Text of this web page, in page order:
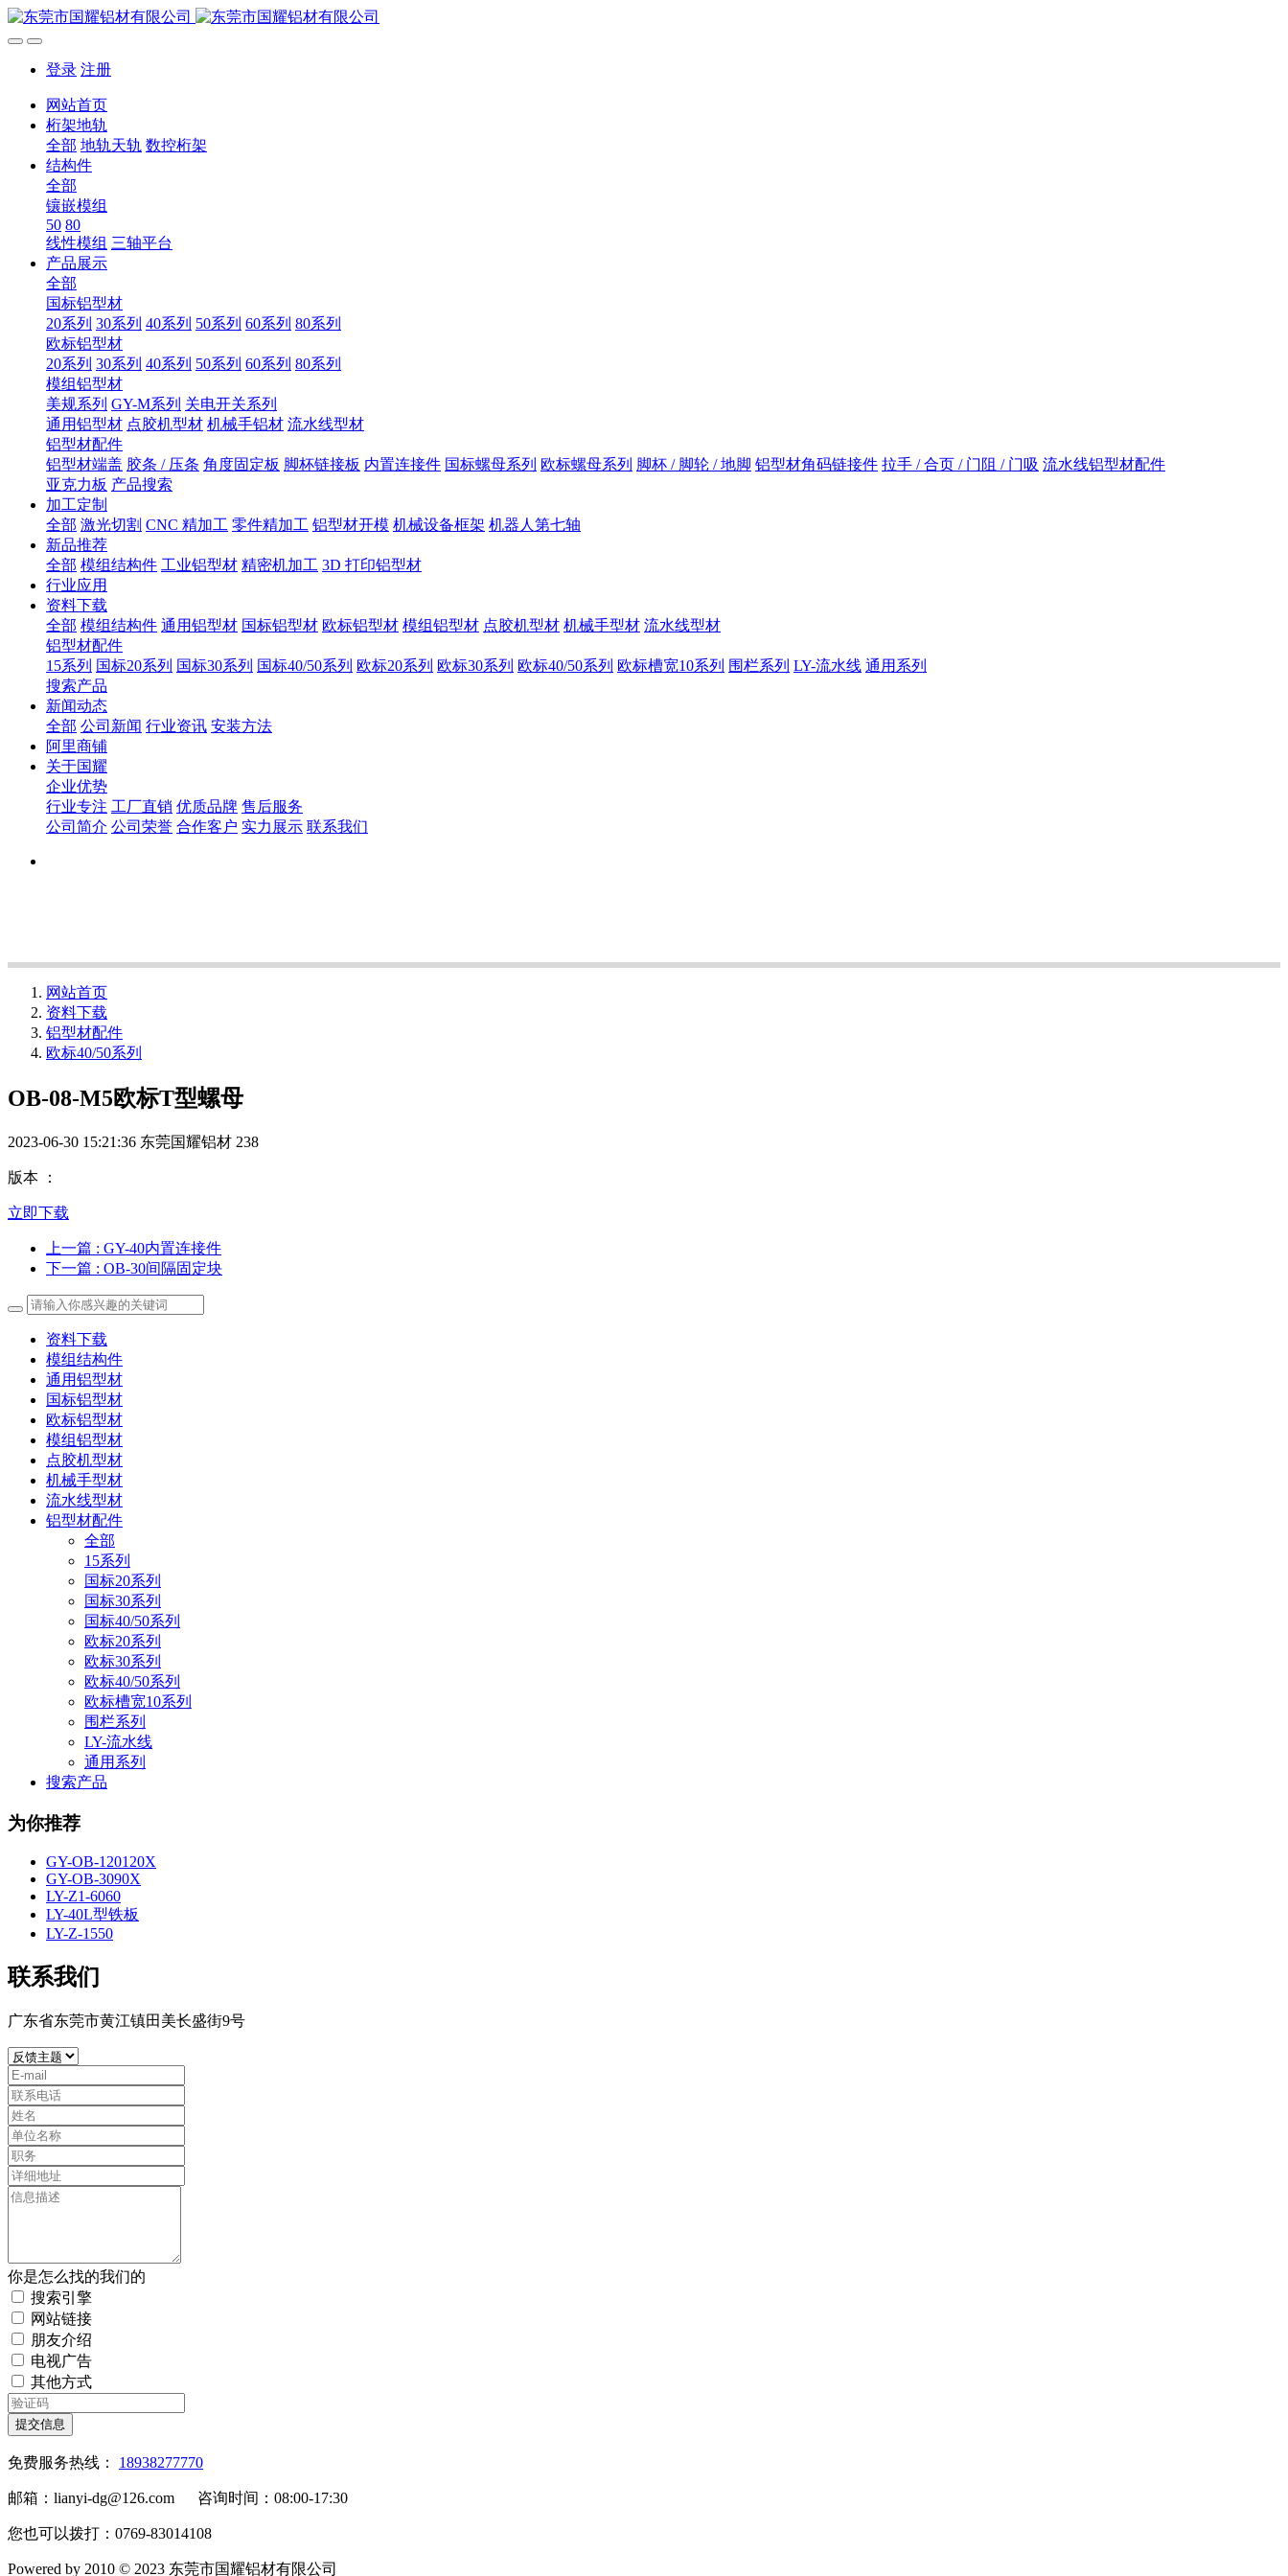
登录 注册
网站首页
桁架地轨
全部 地轨天轨 数控桁架
结构件
全部
镶嵌模组
50 80
线性模组 三轴平台
产品展示
全部
国标铝型材
20系列 30系列 40系列 50系列 60系列 80系列
欧标铝型材
20系列 30系列 40系列 50系列 60系列 80系列
模组铝型材
美规系列 GY-M系列 关电开关系列
通用铝型材 点胶机型材 机械手铝材 流水线型材
铝型材配件
铝型材端盖 胶条 / 压条 角度固定板 脚杯链接板 内置连接件 国标螺母系列 欧标螺母系列 脚杯 / 脚轮 / 地脚 铝型材角码链接件 拉手 / 合页 / 门阻 / 门吸 流水线铝型材配件
亚克力板 产品搜索
加工定制
全部 激光切割 CNC 精加工 零件精加工 铝型材开模 机械设备框架 机器人第七轴
新品推荐
全部 模组结构件 工业铝型材 精密机加工 3D 打印铝型材
行业应用
资料下载
全部 模组结构件 通用铝型材 国标铝型材 欧标铝型材 模组铝型材 点胶机型材 机械手型材 流水线型材
铝型材配件
15系列 国标20系列 国标30系列 国标40/50系列 欧标20系列 欧标30系列 欧标40/50系列 欧标槽宽10系列 围栏系列 LY-流水线 通用系列
搜索产品
新闻动态
全部 公司新闻 行业资讯 安装方法
阿里商铺
关于国耀
企业优势
行业专注 工厂直销 优质品牌 售后服务
公司简介 公司荣誉 合作客户 实力展示 联系我们
网站首页
资料下载
铝型材配件
欧标40/50系列
OB-08-M5欧标T型螺母
2023-06-30 15:21:36 东莞国耀铝材 238
版本 ：
立即下载
上一篇 : GY-40内置连接件
下一篇 : OB-30间隔固定块
资料下载
模组结构件
通用铝型材
国标铝型材
欧标铝型材
模组铝型材
点胶机型材
机械手型材
流水线型材
铝型材配件
全部
15系列
国标20系列
国标30系列
国标40/50系列
欧标20系列
欧标30系列
欧标40/50系列
欧标槽宽10系列
围栏系列
LY-流水线
通用系列
搜索产品
为你推荐
GY-OB-120120X
GY-OB-3090X
LY-Z1-6060
LY-40L型铁板
LY-Z-1550
联系我们
广东省东莞市黄江镇田美长盛街9号
你是怎么找的我们的
搜索引擎
网站链接
朋友介绍
电视广告
其他方式
提交信息
免费服务热线： 18938277770
邮箱：lianyi-dg@126.com 咨询时间：08:00-17:30
您也可以拨打：0769-83014108
Powered by 2010 © 2023 东莞市国耀铝材有限公司